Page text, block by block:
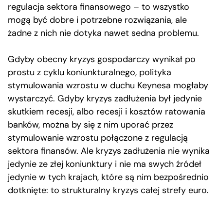
regulacja sektora finansowego – to wszystko
mogą być dobre i potrzebne rozwiązania, ale
żadne z nich nie dotyka nawet sedna problemu.
Gdyby obecny kryzys gospodarczy wynikał po
prostu z cyklu koniunkturalnego, polityka
stymulowania wzrostu w duchu Keynesa mogłaby
wystarczyć. Gdyby kryzys zadłużenia był jedynie
skutkiem recesji, albo recesji i kosztów ratowania
banków, można by się z nim uporać przez
stymulowanie wzrostu połączone z regulacją
sektora finansów. Ale kryzys zadłużenia nie wynika
jedynie ze złej koniunktury i nie ma swych źródeł
jedynie w tych krajach, które są nim bezpośrednio
dotknięte: to strukturalny kryzys całej strefy euro.